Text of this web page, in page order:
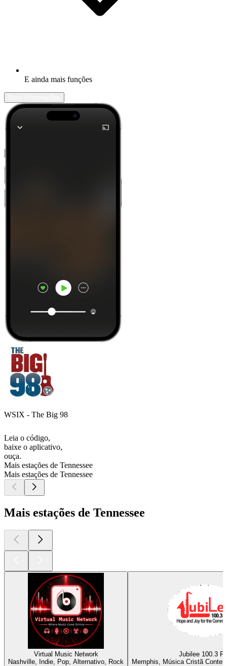
E ainda mais funções
WSIX - The Big 98
Leia o código,
baixe o aplicativo,
ouça.
Mais estações de Tennessee
Mais estações de Tennessee
Mais estações de Tennessee
Virtual Music Network
Nashville, Indie, Pop, Alternativo, Rock
Jubilee 100.3
Memphis, Música Cristã